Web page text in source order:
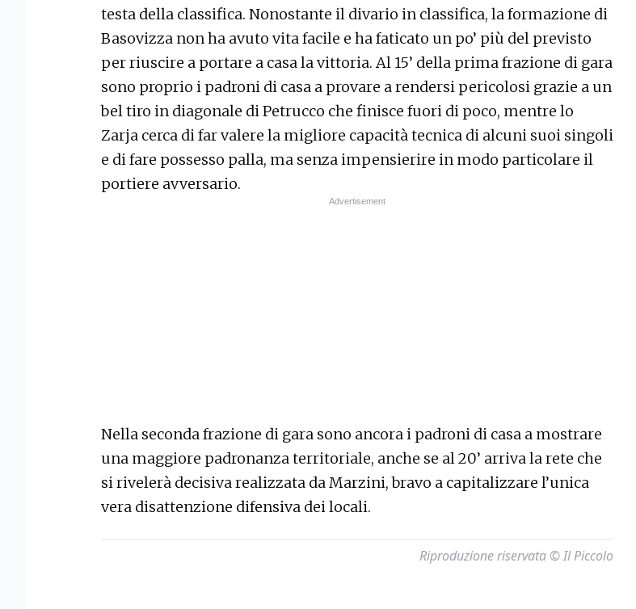
testa della classifica. Nonostante il divario in classifica, la formazione di
Basovizza non ha avuto vita facile e ha faticato un po’ più del previsto
per riuscire a portare a casa la vittoria. Al 15’ della prima frazione di gara
sono proprio i padroni di casa a provare a rendersi pericolosi grazie a un
bel tiro in diagonale di Petrucco che finisce fuori di poco, mentre lo
Zarja cerca di far valere la migliore capacità tecnica di alcuni suoi singoli
e di fare possesso palla, ma senza impensierire in modo particolare il
portiere avversario.
Nella seconda frazione di gara sono ancora i padroni di casa a mostrare
una maggiore padronanza territoriale, anche se al 20’ arriva la rete che
si rivelerà decisiva realizzata da Marzini, bravo a capitalizzare l’unica
vera disattenzione difensiva dei locali.
Riproduzione riservata © Il Piccolo